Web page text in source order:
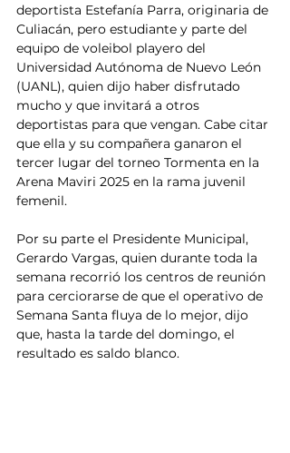
deportista Estefanía Parra, originaria de
Culiacán, pero estudiante y parte del
equipo de voleibol playero del
Universidad Autónoma de Nuevo León
(UANL), quien dijo haber disfrutado
mucho y que invitará a otros
deportistas para que vengan. Cabe citar
que ella y su compañera ganaron el
tercer lugar del torneo Tormenta en la
Arena Maviri 2025 en la rama juvenil
femenil.
Por su parte el Presidente Municipal,
Gerardo Vargas, quien durante toda la
semana recorrió los centros de reunión
para cerciorarse de que el operativo de
Semana Santa fluya de lo mejor, dijo
que, hasta la tarde del domingo, el
resultado es saldo blanco.